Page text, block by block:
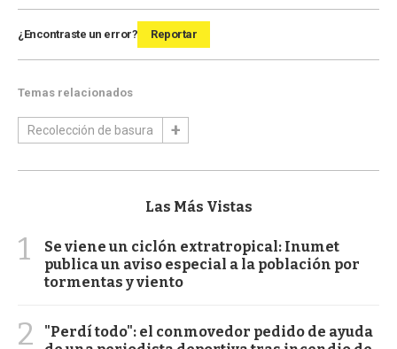
¿Encontraste un error? Reportar
Temas relacionados
Recolección de basura
Las Más Vistas
1
Se viene un ciclón extratropical: Inumet
publica un aviso especial a la población por
tormentas y viento
2
"Perdí todo": el conmovedor pedido de ayuda